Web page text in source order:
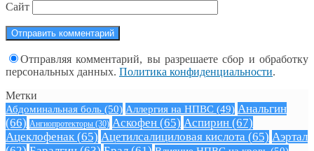
Сайт
Отправляя комментарий, вы разрешаете сбор и обработку
персональных данных. Политика конфиденциальности.
Метки
Абдоминальная боль (50) Аллергия на НПВС (49) Анальгин
(66) Ангиопротекторы (30) Аскофен (65) Аспирин (67)
Ацеклофенак (65) Ацетилсалициловая кислота (65) Аэртал